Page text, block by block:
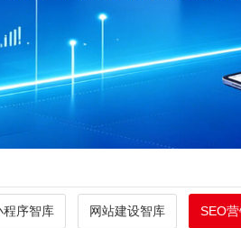
程序智库 网站建设智库 SEO